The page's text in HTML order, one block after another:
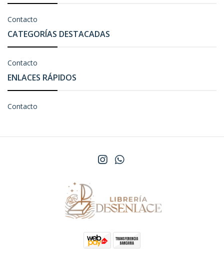
Contacto
CATEGORÍAS DESTACADAS
Contacto
ENLACES RÁPIDOS
Contacto